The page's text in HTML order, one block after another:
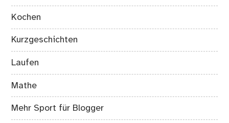
Kochen
Kurzgeschichten
Laufen
Mathe
Mehr Sport für Blogger